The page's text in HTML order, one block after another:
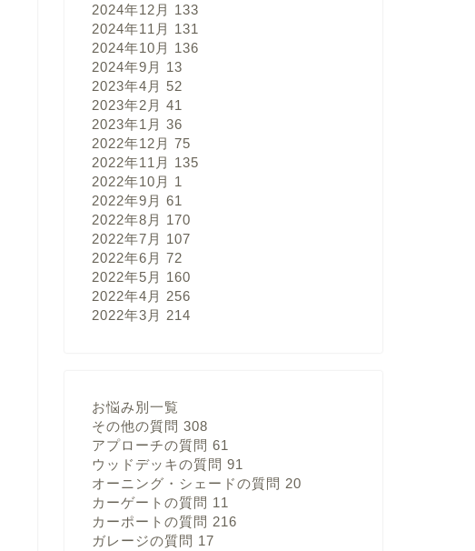
2024年12月 133
2024年11月 131
2024年10月 136
2024年9月 13
2023年4月 52
2023年2月 41
2023年1月 36
2022年12月 75
2022年11月 135
2022年10月 1
2022年9月 61
2022年8月 170
2022年7月 107
2022年6月 72
2022年5月 160
2022年4月 256
2022年3月 214
お悩み別一覧
その他の質問 308
アプローチの質問 61
ウッドデッキの質問 91
オーニング・シェードの質問 20
カーゲートの質問 11
カーポートの質問 216
ガレージの質問 17